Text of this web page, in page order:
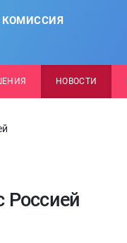
КОМИССИЯ
НОВОСТИ
Россией